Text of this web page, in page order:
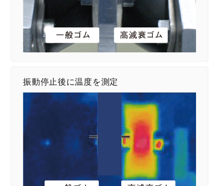
振動停止後に温度を測定